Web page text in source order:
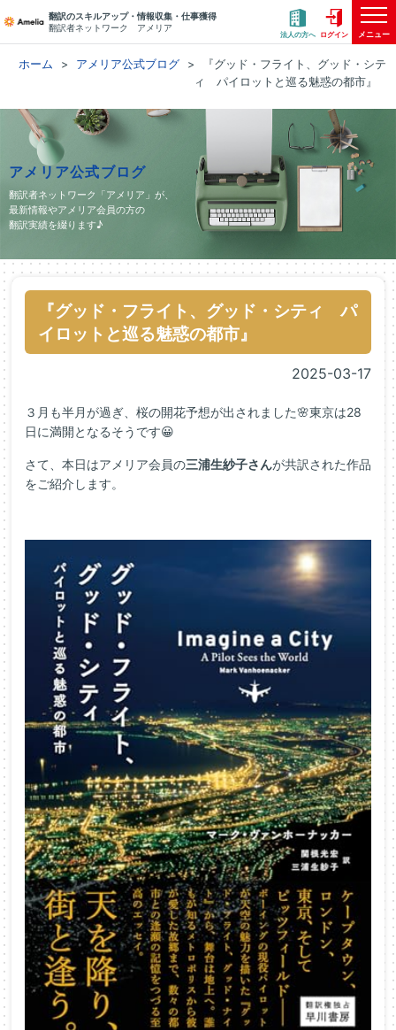
翻訳のスキルアップ・情報収集・仕事獲得
翻訳者ネットワーク アメリア
法人の方へ ログイン メニュー
ホーム アメリア公式ブログ
『グッド・フライト、グッド・シテ
ィ パイロットと巡る魅惑の都市』
アメリア公式ブログ
翻訳者ネットワーク「アメリア」が、
最新情報やアメリア会員の方の
翻訳実績を綴ります♪
『グッド・フライト、グッド・シティ パ
イロットと巡る魅惑の都市』
2025-03-17
３月も半月が過ぎ、桜の開花予想が出されました🌸東京は28
日に満開となるそうです😀
さて、本日はアメリア会員の三浦生紗子さんが共訳された作品
をご紹介します。